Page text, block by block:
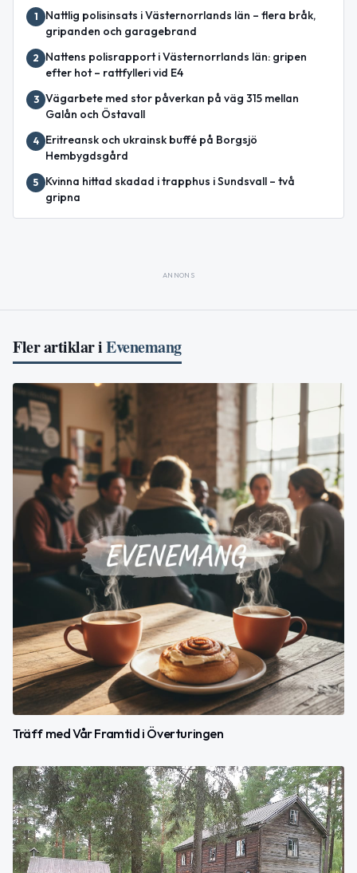
1
Nattlig polisinsats i Västernorrlands län – flera bråk,
gripanden och garagebrand
2
Nattens polisrapport i Västernorrlands län: gripen
efter hot – rattfylleri vid E4
3 Vägarbete med stor påverkan på väg 315 mellan
Galån och Östavall
4
Eritreansk och ukrainsk buffé på Borgsjö
Hembygdsgård
5
Kvinna hittad skadad i trapphus i Sundsvall – två
gripna
ANNONS
Fler artiklar iEvenemang
Träff med Vår Framtid i Överturingen